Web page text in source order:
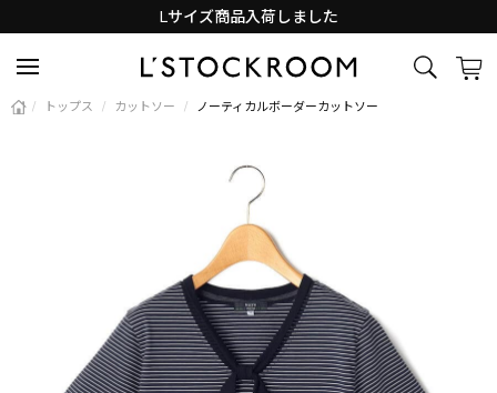
Lサイズ商品入荷しました
/ トップス / カットソー / ノーティカルボーダーカットソー